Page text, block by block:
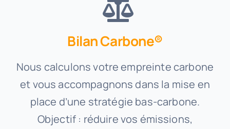
Bilan Carbone®
Nous calculons votre empreinte carbone
et vous accompagnons dans la mise en
place d’une stratégie bas-carbone.
Objectif : réduire vos émissions,